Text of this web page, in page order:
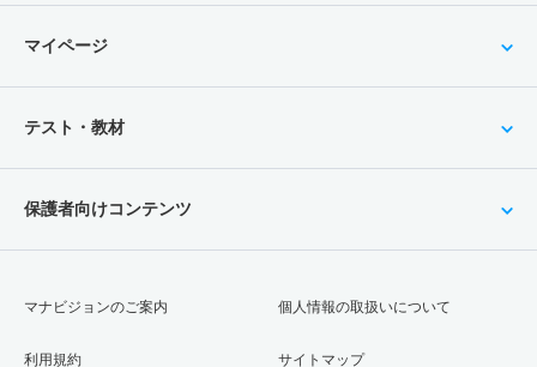
マイページ
テスト・教材
保護者向けコンテンツ
マナビジョンのご案内
利用規約
個人情報の取扱いについて
サイトマップ